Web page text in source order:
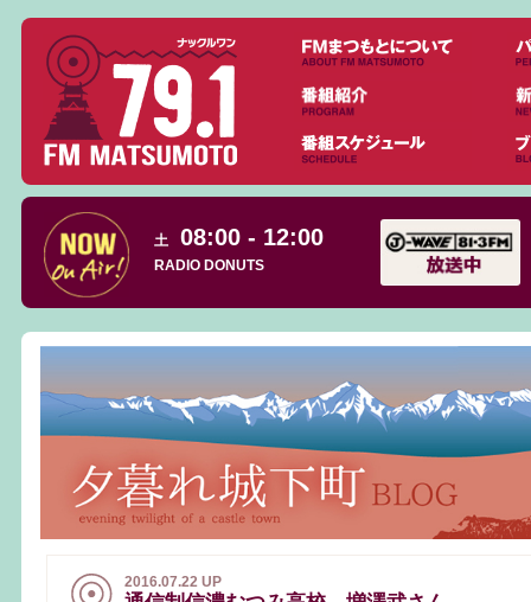
土 08:00 - 12:00
RADIO DONUTS
2016.07.22 UP